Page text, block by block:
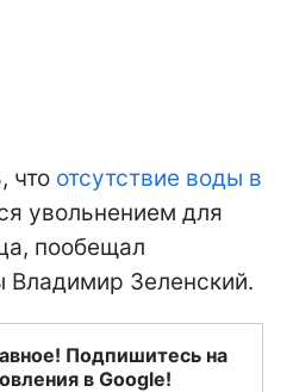
что отсутствие воды в
увольнением для
пообещал
Владимир Зеленский.
Подпишитесь на
в Google!